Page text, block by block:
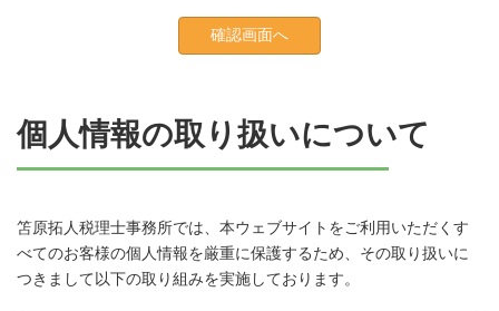
個人情報の取り扱いについて
笘原拓人税理士事務所では、本ウェブサイトをご利用いただくす
べてのお客様の個人情報を厳重に保護するため、その取り扱いに
つきまして以下の取り組みを実施しております。